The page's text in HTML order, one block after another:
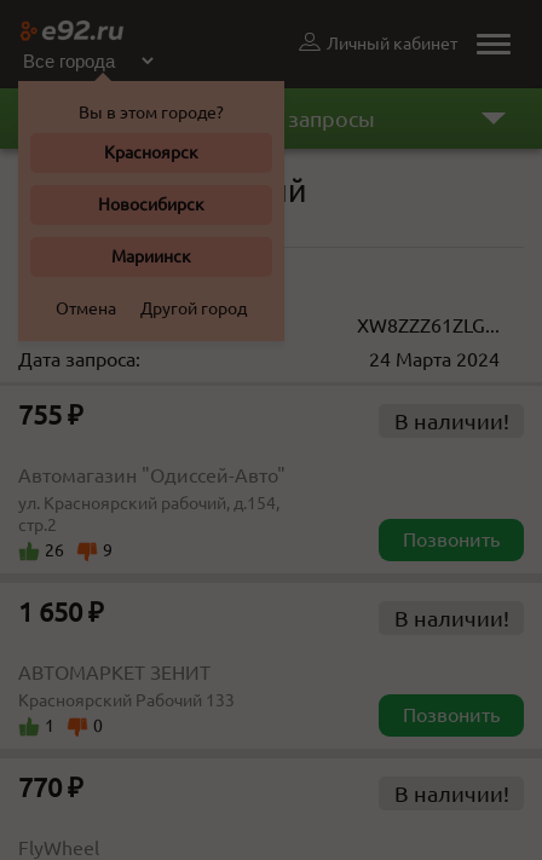
Toggle
Личный кабинет
Вы в этом городе?
Красноярск
Новосибирск
Мариинск
Отмена Другой город
Последние запросы
Фильтр топливный
Volkswagen Polo 2019 г.
XW8ZZZ61ZLG...
Дата запроса:
24 Марта 2024
755 ₽ В наличии!
Автомагазин "Одиссей-Авто"
ул. Красноярский рабочий, д.154,
стр.2
26
9 Позвонить
1 650 ₽ В наличии!
АВТОМАРКЕТ ЗЕНИТ
Красноярский Рабочий 133
1
0 Позвонить
770 ₽ В наличии!
FlyWheel